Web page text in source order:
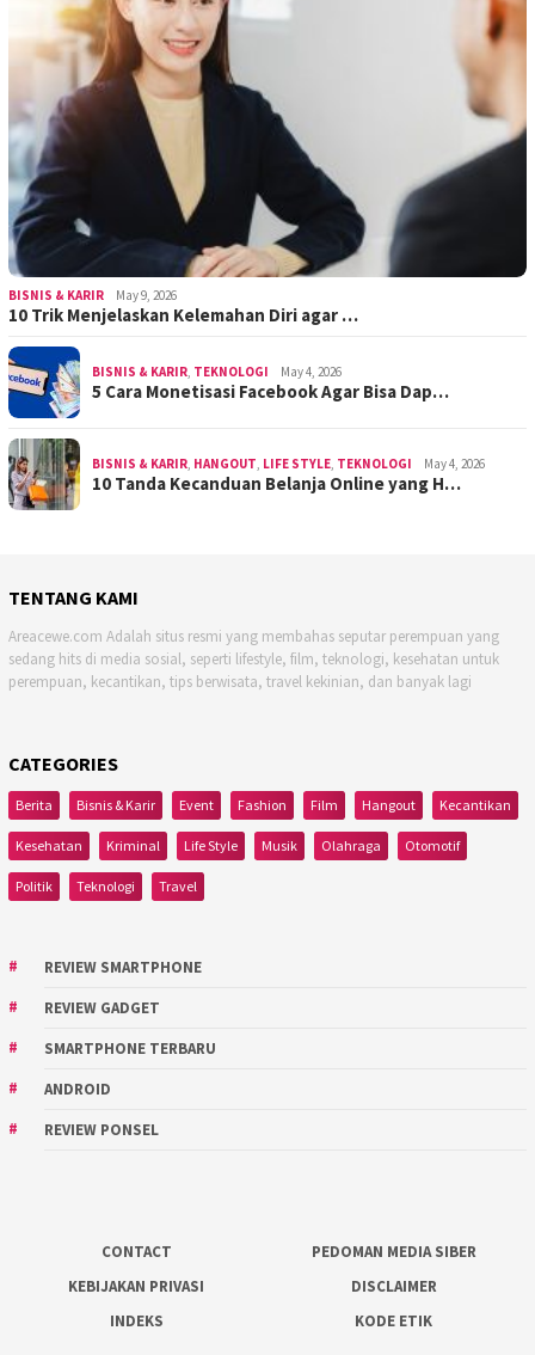
BISNIS & KARIR May 9, 2026
10 Trik Menjelaskan Kelemahan Diri agar …
BISNIS & KARIR TEKNOLOGI May 4, 2026
5 Cara Monetisasi Facebook Agar Bisa Dap…
BISNIS & KARIR HANGOUT LIFE STYLE TEKNOLOGI May 4, 2026
10 Tanda Kecanduan Belanja Online yang H…
TENTANG KAMI
Areacewe.com Adalah situs resmi yang membahas seputar perempuan yang
sedang hits di media sosial, seperti lifestyle, film, teknologi, kesehatan untuk
perempuan, kecantikan, tips berwisata, travel kekinian, dan banyak lagi
CATEGORIES
Berita Bisnis & Karir Event Fashion Film Hangout Kecantikan
Kesehatan Kriminal Life Style Musik Olahraga Otomotif
Politik Teknologi Travel
REVIEW SMARTPHONE
REVIEW GADGET
SMARTPHONE TERBARU
ANDROID
REVIEW PONSEL
CONTACT
PEDOMAN MEDIA SIBER
KEBIJAKAN PRIVASI
DISCLAIMER
INDEKS
KODE ETIK